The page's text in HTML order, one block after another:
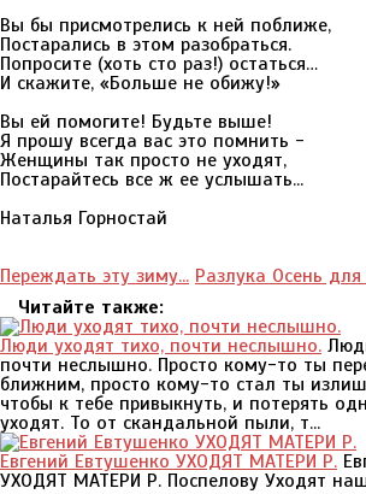
Вы бы присмотрелись к ней поближе,
Постарались в этом разобраться.
Попросите (хоть сто раз!) остаться…
И скажите, «Больше не обижу!»
Вы ей помогите! Будьте выше!
Я прошу всегда вас это помнить -
Женщины так просто не уходят,
Постарайтесь все ж ее услышать...
Наталья Горностай
Переждать эту зиму... Разлука Осень для
Читайте также:
Люди уходят тихо, почти неслышно.
почти неслышно. Просто кому-то ты
ближним, просто кому-то стал ты
чтобы к тебе привыкнуть, и потерять
уходят. То от скандальной пыли, т...
Евгений Евтушенко УХОДЯТ МАТЕРИ Р.
УХОДЯТ МАТЕРИ Р. Поспелову Уходят